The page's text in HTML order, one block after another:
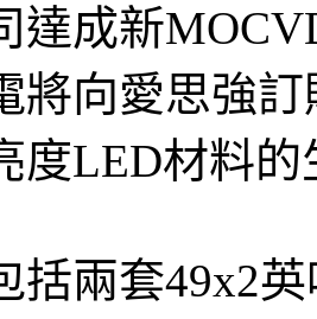
達成新
將向愛思強
度LED材料的
括兩套49x2